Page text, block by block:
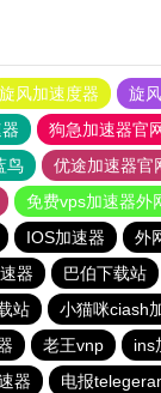
旋风加速度器 旋风
狗急加速器官
鸟 优途加速器官
免费vps加速器外
IOS加速器
外
器 巴伯下载站
站
小猫咪ciash
老王vnp
ins
器 电报